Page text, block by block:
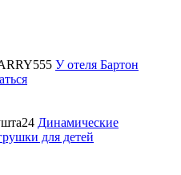
У отеля Бартон
Динамические
для детей